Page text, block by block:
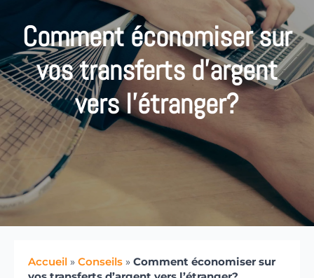
Comment économiser sur
vos transferts d’argent
vers l’étranger?
Accueil » Conseils » Comment économiser sur